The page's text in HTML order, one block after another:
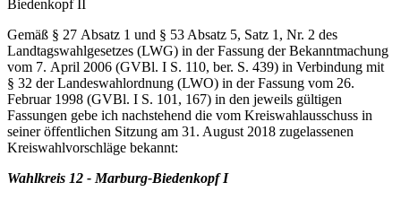
Biedenkopf II
Gemäß § 27 Absatz 1 und § 53 Absatz 5, Satz 1, Nr. 2 des
Landtagswahlgesetzes (LWG) in der Fassung der Bekanntmachung
vom 7. April 2006 (GVBl. I S. 110, ber. S. 439) in Verbindung mit
§ 32 der Landeswahlordnung (LWO) in der Fassung vom 26.
Februar 1998 (GVBl. I S. 101, 167) in den jeweils gültigen
Fassungen gebe ich nachstehend die vom Kreiswahlausschuss in
seiner öffentlichen Sitzung am 31. August 2018 zugelassenen
Kreiswahlvorschläge bekannt:
Wahlkreis 12 - Marburg-Biedenkopf I